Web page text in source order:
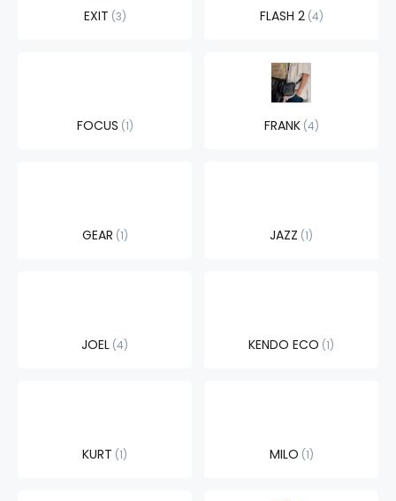
EXIT 3 FLASH 2 4
FOCUS 1 FRANK 4
GEAR 1 JAZZ 1
JOEL 4 KENDO ECO 1
KURT 1 MILO 1